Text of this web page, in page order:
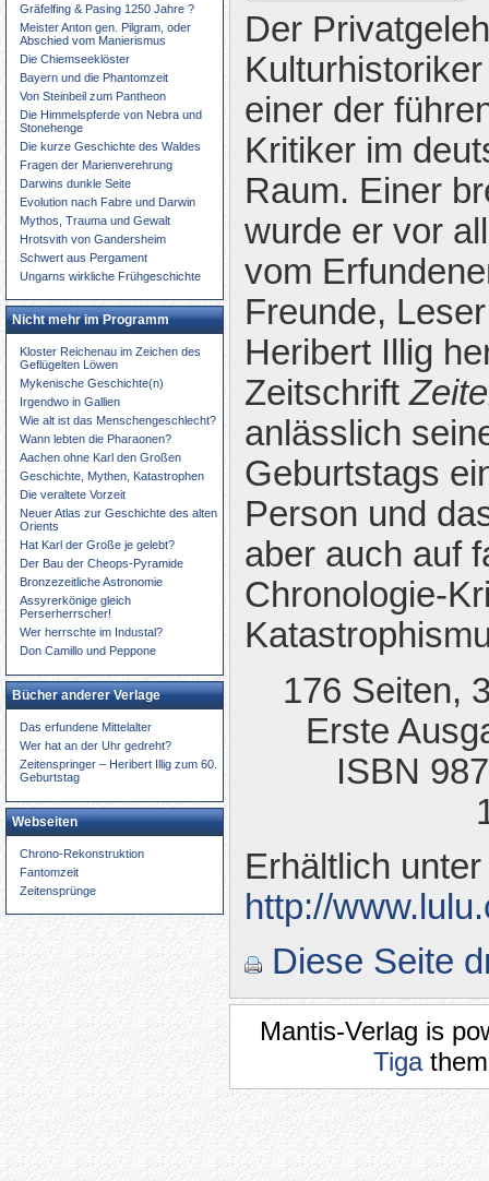
Der
einer der
Kritiker im
Raum. Einer
wurde er vor
vom
Freunde,
Heribert Illig
Zeitschrift
anlässlich
Geburtstags
Person und
aber auch auf
Chronologie-
176 Seiten,
Erste
ISBN
Erhältlich unter
http://
Diese Seite
Gräfelfing & Pasing 1250 Jahre ?
Meister Anton gen. Pilgram, oder
Abschied vom Manierismus
Die Chiemseeklöster
Bayern und die Phantomzeit
Von Steinbeil zum Pantheon
Die Himmelspferde von Nebra und
Stonehenge
Die kurze Geschichte des Waldes
Fragen der Marienverehrung
Darwins dunkle Seite
Evolution nach Fabre und Darwin
Mythos, Trauma und Gewalt
Hrotsvith von Gandersheim
Schwert aus Pergament
Ungarns wirkliche Frühgeschichte
Nicht mehr im Programm
Kloster Reichenau im Zeichen des
Geflügelten Löwen
Mykenische Geschichte(n)
Irgendwo in Gallien
Wie alt ist das Menschengeschlecht?
Wann lebten die Pharaonen?
Aachen ohne Karl den Großen
Geschichte, Mythen, Katastrophen
Die veraltete Vorzeit
Neuer Atlas zur Geschichte des alten
Orients
Hat Karl der Große je gelebt?
Der Bau der Cheops-Pyramide
Bronzezeitliche Astronomie
Assyrerkönige gleich
Perserherrscher!
Wer herrschte im Industal?
Don Camillo und Peppone
Bücher anderer Verlage
Das erfundene Mittelalter
Wer hat an der Uhr gedreht?
Zeitenspringer – Heribert Illig zum 60.
Geburtstag
Webseiten
Chrono-Rekonstruktion
Fantomzeit
Zeitensprünge
Mantis-Verlag is
Tiga